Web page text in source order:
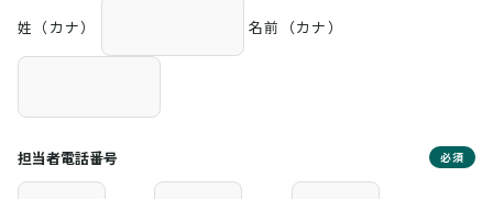
姓（カナ） 名前（カナ）
担当者電話番号 必須